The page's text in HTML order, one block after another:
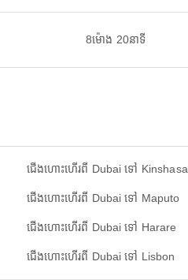
8ម៉ោង 20នាទី
ជើងហោះហើរពី Dubai ទៅ Kinshasa
ជើងហោះហើរពី Dubai ទៅ Maputo
ជើងហោះហើរពី Dubai ទៅ Harare
ជើងហោះហើរពី Dubai ទៅ Lisbon